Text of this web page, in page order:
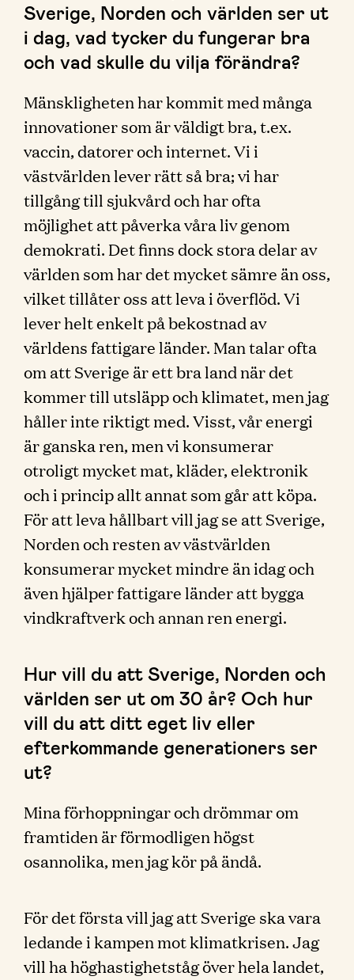
Sverige, Norden och världen ser ut
i dag, vad tycker du fungerar bra
och vad skulle du vilja förändra?
Mänskligheten har kommit med många
innovationer som är väldigt bra, t.ex.
vaccin, datorer och internet. Vi i
västvärlden lever rätt så bra; vi har
tillgång till sjukvård och har ofta
möjlighet att påverka våra liv genom
demokrati. Det finns dock stora delar av
världen som har det mycket sämre än oss,
vilket tillåter oss att leva i överflöd. Vi
lever helt enkelt på bekostnad av
världens fattigare länder. Man talar ofta
om att Sverige är ett bra land när det
kommer till utsläpp och klimatet, men jag
håller inte riktigt med. Visst, vår energi
är ganska ren, men vi konsumerar
otroligt mycket mat, kläder, elektronik
och i princip allt annat som går att köpa.
För att leva hållbart vill jag se att Sverige,
Norden och resten av västvärlden
konsumerar mycket mindre än idag och
även hjälper fattigare länder att bygga
vindkraftverk och annan ren energi.
Hur vill du att Sverige, Norden och
världen ser ut om 30 år? Och hur
vill du att ditt eget liv eller
efterkommande generationers ser
ut?
Mina förhoppningar och drömmar om
framtiden är förmodligen högst
osannolika, men jag kör på ändå.
För det första vill jag att Sverige ska vara
ledande i kampen mot klimatkrisen. Jag
vill ha höghastighetståg över hela landet,